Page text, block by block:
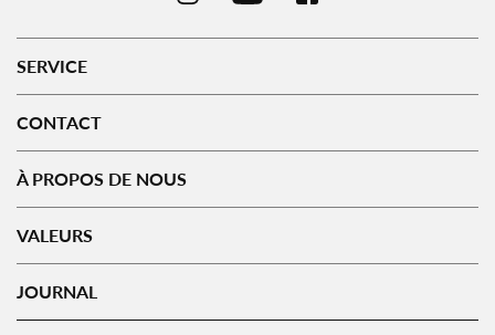
SERVICE
CONTACT
À PROPOS DE NOUS
VALEURS
JOURNAL